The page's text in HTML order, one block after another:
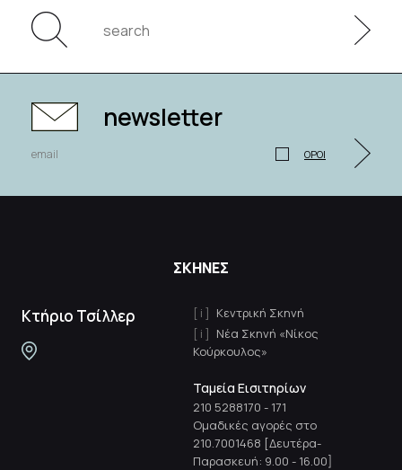
newsletter
ΟΡΟΙ
ΣΚΗΝΕΣ
Κτήριο Τσίλλερ
Κεντρική Σκηνή
Νέα Σκηνή «Νίκος
Κούρκουλος»
Ταμεία Εισιτηρίων
210 5288170 - 171
Ομαδικές αγορές στο
210.7001468 [Δευτέρα-
Παρασκευή: 9.00 - 16.00]